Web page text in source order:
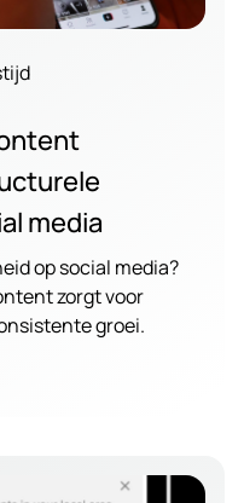
media
op social media?
zorgt voor
groei.